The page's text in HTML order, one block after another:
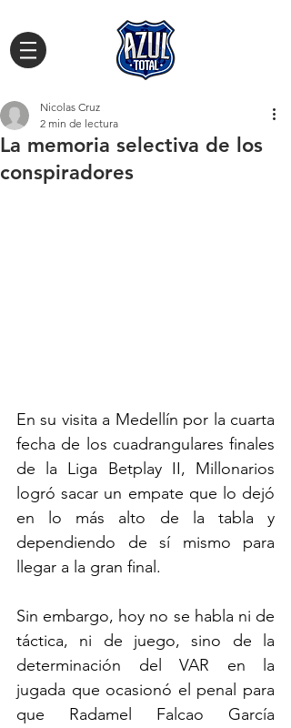
La memoria selectiva de los
conspiradores
Nicolas Cruz
2 min de lectura
En su visita a Medellín por la cuarta
fecha de los cuadrangulares finales
de la Liga Betplay II, Millonarios
logró sacar un empate que lo dejó
en lo más alto de la tabla y
dependiendo de sí mismo para
llegar a la gran final.
Sin embargo, hoy no se habla ni de
táctica, ni de juego, sino de la
determinación del VAR en la
jugada que ocasionó el penal para
que Radamel Falcao García